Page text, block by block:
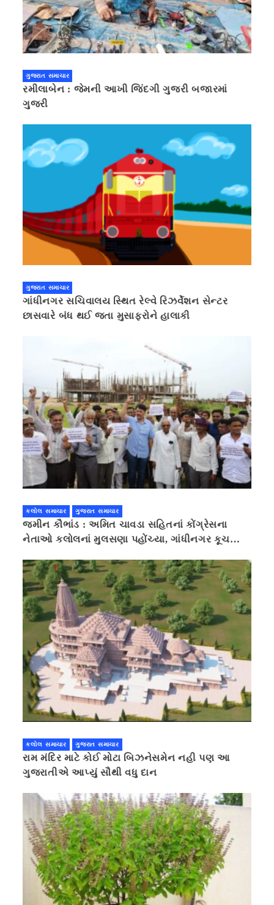
ગુજરાત સમાચાર
રમીલાબેન : જેમની આખી જિંદગી ગુજરી બજારમાં
ગુજરી
ગુજરાત સમાચાર
ગાંધીનગર સચિવાલય સ્થિત રેલ્વે રિઝર્વેશન સેન્ટર
છાસવારે બંધ થઈ જતા મુસાફરોને હાલાકી
કલોલ સમાચાર ગુજરાત સમાચાર
જમીન કૌભાંડ : અમિત ચાવડા સહિતનાં કોંગ્રેસના
નેતાઓ કલોલનાં મુલસણા પહોંચ્યા, ગાંધીનગર કૂચ
કલોલ સમાચાર ગુજરાત સમાચાર
રામ મંદિર માટે કોઈ મોટા બિઝનેસમેન નહી પણ આ
ગુજરાતીએ આપ્યું સૌથી વધુ દાન